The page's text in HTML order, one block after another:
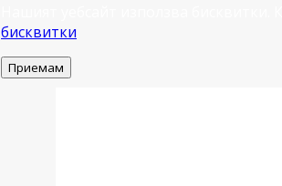
бисквитки
Приемам